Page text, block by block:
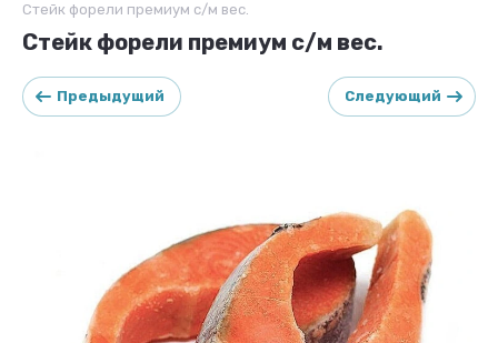
Стейк форели премиум с/м вес.
Стейк форели премиум с/м вес.
Предыдущий Следующий